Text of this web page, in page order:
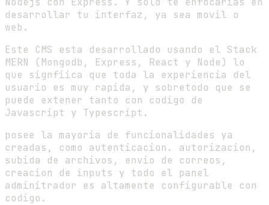
desarrollar tu interfaz, ya sea movil o
web.
Este CMS esta desarrollado usando el Stack
MERN (Mongodb, Express, React y Node) lo
que signfiica que toda la experiencia del
usuario es muy rapida, y sobretodo que se
puede extener tanto con codigo de
Javascript y Typescript.
posee la mayoria de funcionalidades ya
creadas, como autenticacion. autorizacion,
subida de archivos, envio de correos,
creacion de inputs y todo el panel
adminitrador es altamente configurable con
codigo.